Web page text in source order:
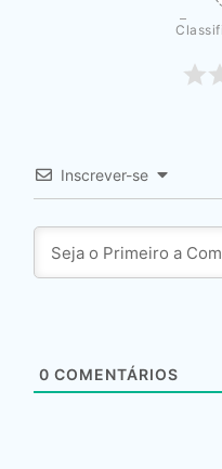
Inscrever-se
0 COMENTÁRIOS